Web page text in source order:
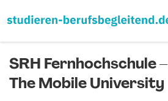
SRH Fernhochschule –
The Mobile University